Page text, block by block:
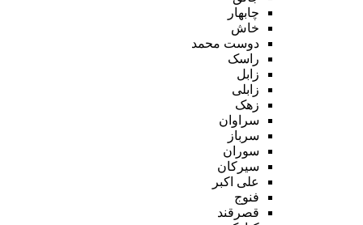
چابهار
خاش
دوست محمد
راسک
زابل
زابلی
زهک
سراوان
سرباز
سوران
سیرکان
علی اکبر
فنوج
قصرقند